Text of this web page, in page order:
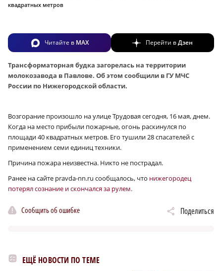
квадратных метров
Читайте в MAX Перейти вДзен
Трансформаторная будка загорелась на территории
молокозавода в Павлове. Об этом сообщили в ГУ МЧС
России по Нижегородской области.
Возгорание произошло на улице Трудовая сегодня, 16 мая, днем.
Когда на место прибыли пожарные, огонь раскинулся по
площади 40 квадратных метров. Его тушили 28 спасателей с
применением семи единиц техники.
Причина пожара неизвестна. Никто не пострадал.
Ранее на сайте pravda-nn.ru сообщалось, что нижегородец
потерял сознание и скончался за рулем.
Сообщить об ошибке Поделиться
ЕЩЁ НОВОСТИ ПО ТЕМЕ